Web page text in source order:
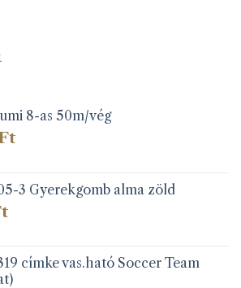
8-as 50m/vég
3 Gyerekgomb alma zöld
címke vas.ható Soccer Team